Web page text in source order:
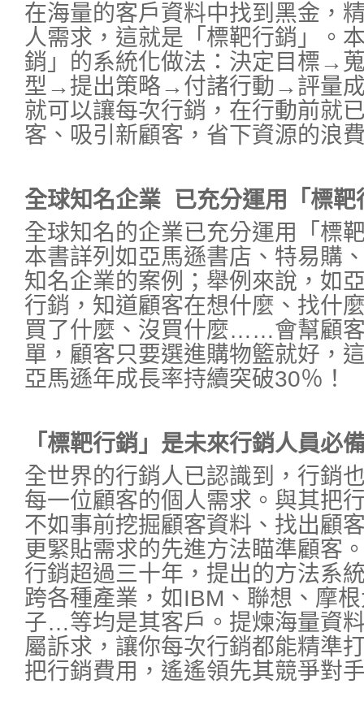
在海量的客戶資料中找到黑金，
人需求，這就是「標靶行銷」。
銷」的系統化做法：決定目標→
型→提出策略→付諸行動→評量成
就可以讓每次行銷，在行動前就
客、吸引新顧客，省下資源的浪
全球知名企業 已充分運用「標靶
全球知名的企業已充分運用「標
本書詳列如亞馬遜書店、特易購
知名企業的案例；舉例來說，如
行銷，知道顧客在想什麼、找什
買了什麼、沒買什麼……會幫顧
單，顧客只要選進購物籃就好，
亞馬遜年成長率持續突破30％！
「標靶行銷」是未來行銷人員必
全世界的行銷人已認識到，行銷
每一位顧客的個人需求。與其把
不如事前挖掘顧客資料、找出顧
更緊貼需求的先進方法瞄準顧客
行銷超過三十年，提出的方法系
跨各種產業，如IBM、聯想、摩
子…等均是其客戶。提煉海量資
屬訴求，讓你每次行銷都能精準
把行銷費用，遙遙領先其競爭對